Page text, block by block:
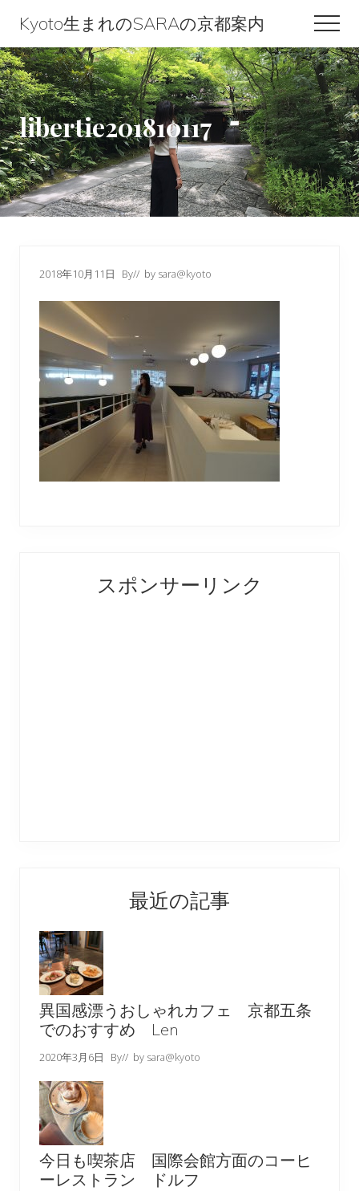
content
primary
sidebar
footer
Kyoto生まれのSARAの京都案内
Kyoto
生
ま
れ
の
SARA
の
libertie201810117
2018年10月11日 By// by sara@kyoto
Interactions
Sidebarスポンサーリンク
最近の記事
異国感漂うおしゃれカフェ 京都五条
でのおすすめ Len
2020年3月6日 By// by sara@kyoto
今日も喫茶店 国際会館方面のコーヒ
ーレストラン ドルフ